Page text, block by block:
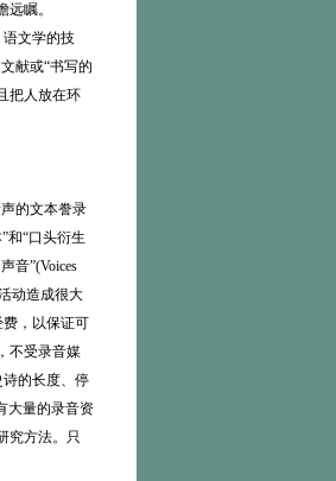
瞩。
文学的技
献或“书写的
把人放在环
的文本誊录
和“口头衍生
音”(Voices
动造成很大
，以保证可
不受录音媒
的长度、停
大量的录音资
究方法。只